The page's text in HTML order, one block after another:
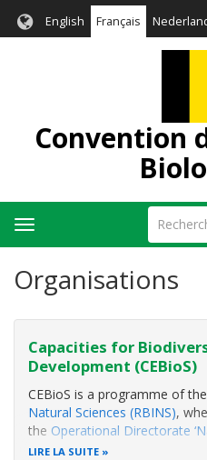
English Français
Convention
Toggle
navigation
Organisations
Capacities for
Development (CEBioS)
CEBioS is a programme of the
Natural Sciences (RBINS),
the Operational Directorate
‘BIOPOLS’ group and is
LIRE LA SUITE